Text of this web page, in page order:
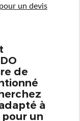
un devis
de
à
pour un